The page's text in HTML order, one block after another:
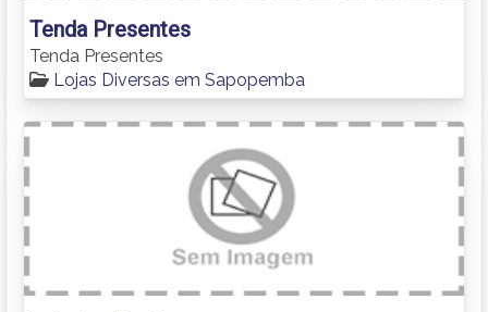
Tenda Presentes
Tenda Presentes
Lojas Diversas em Sapopemba